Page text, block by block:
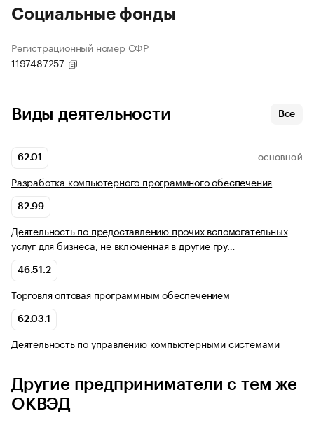
Социальные фонды
Регистрационный номер СФР
1197487257
Виды деятельности Все
62.01 ОСНОВНОЙ
Разработка компьютерного программного обеспечения
82.99
Деятельность по предоставлению прочих вспомогательных
услуг для бизнеса, не включенная в другие гру…
46.51.2
Торговля оптовая программным обеспечением
62.03.1
Деятельность по управлению компьютерными системами
Другие предприниматели с тем же
ОКВЭД